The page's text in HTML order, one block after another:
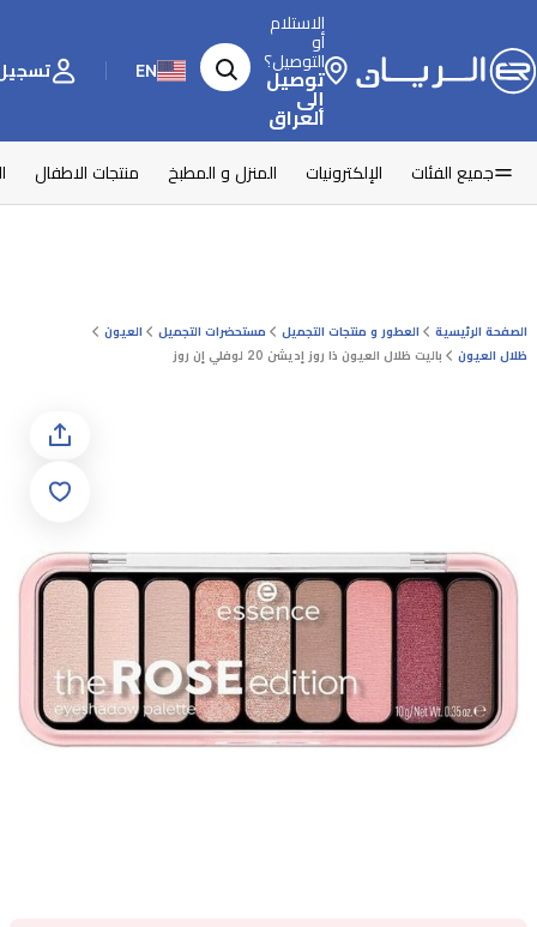
الاستلام
أو
التوصيل؟
توصيل
إلى
العراق
EN تسجيل
جميع الفئات الإلكترونيات المنزل و المطبخ منتجات الاطفال
الصفحة الرئيسية العطور و منتجات التجميل مستحضرات التجميل
العيون
ظلال العيون
باليت ظلال العيون ذا روز إديشن 20 لوفلي إن روز